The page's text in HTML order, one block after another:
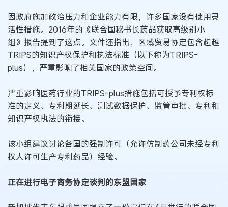
因政府施加政治压力和企业能力有限，许多国家没有使用灵
活性措施。2016年的《联合国秘书长药品获取高级别小
组》报告提到了这点。文件还指出，区域贸易协定包含超越
TRIPS的知识产权保护和执法标准（以下称为TRIPS-
plus），严重影响了相关国家的政策空间。
严重影响医药行业的TRIPS-plus措施包括可授予专利权标
准的定义、专利期延长、测试数据保护、监管审批、专利和
知识产权执法的衔接。
该小组建议讨论各国的强制许可（允许仿制药公司未经专利
权人许可生产专利药品）经验。
正在进行电子商务协定谈判的东盟国家